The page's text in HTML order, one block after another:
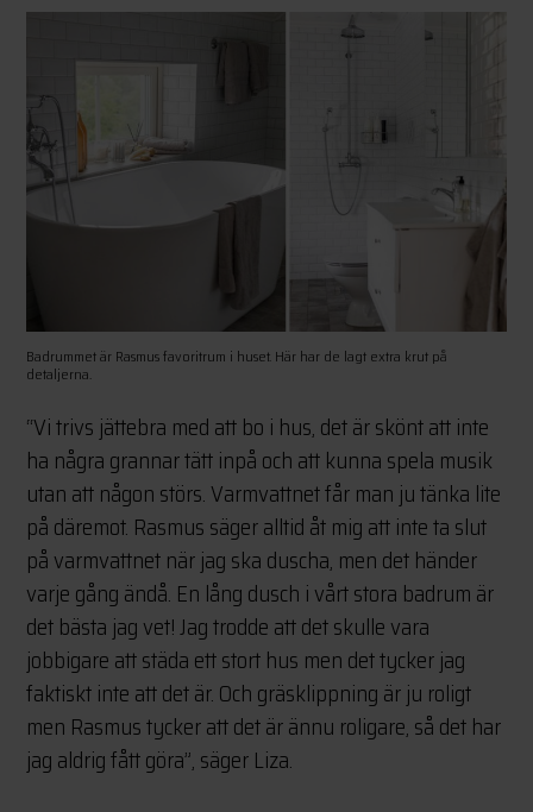
Badrummet är Rasmus favoritrum i huset. Här har de lagt extra krut på
detaljerna.
“Vi trivs jättebra med att bo i hus, det är skönt att inte
ha några grannar tätt inpå och att kunna spela musik
utan att någon störs. Varmvattnet får man ju tänka lite
på däremot. Rasmus säger alltid åt mig att inte ta slut
på varmvattnet när jag ska duscha, men det händer
varje gång ändå. En lång dusch i vårt stora badrum är
det bästa jag vet! Jag trodde att det skulle vara
jobbigare att städa ett stort hus men det tycker jag
faktiskt inte att det är. Och gräsklippning är ju roligt
men Rasmus tycker att det är ännu roligare, så det har
jag aldrig fått göra”, säger Liza.